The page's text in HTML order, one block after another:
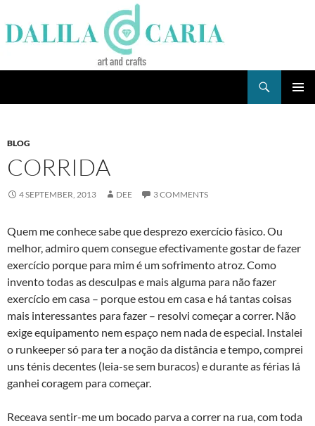
to
content
BLOG
CORRIDA
4 SEPTEMBER, 2013 DEE 3 COMMENTS
Quem me conhece sabe que desprezo exercí­cio fà­sico. Ou
melhor, admiro quem consegue efectivamente gostar de fazer
exercí­cio porque para mim é um sofrimento atroz. Como
invento todas as desculpas e mais alguma para não fazer
exercí­cio em casa – porque estou em casa e há tantas coisas
mais interessantes para fazer – resolvi começar a correr. Não
exige equipamento nem espaço nem nada de especial. Instalei
o runkeeper só para ter a noção da distância e tempo, comprei
uns ténis decentes (leia-se sem buracos) e durante as férias lá
ganhei coragem para começar.
Receava sentir-me um bocado parva a correr na rua, com toda